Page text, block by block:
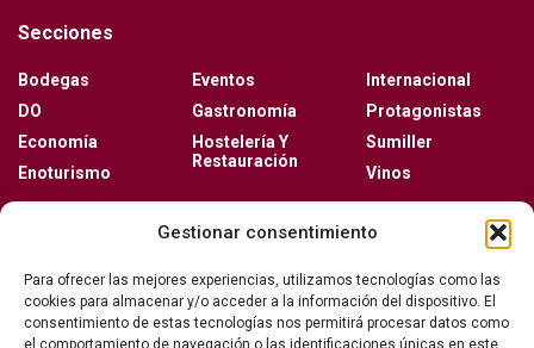
Gestionar consentimiento
Para ofrecer las mejores experiencias, utilizamos tecnologías como las
cookies para almacenar y/o acceder a la información del dispositivo. El
consentimiento de estas tecnologías nos permitirá procesar datos como
el comportamiento de navegación o las identificaciones únicas en este
Secciones
Bodegas
DO
Economía
Enoturismo
Eventos
Gastronomía
Hostelería Y
Restauración
Internacional
Protagonistas
Sumiller
Vinos
Vino y verano: la guía para disfrutar de las copas
más frescas de la temporada